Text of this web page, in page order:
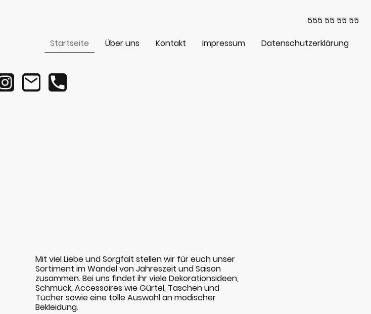
555 55 55 55
Startseite
Über uns Kontakt Impressum Datenschutzerklärung
Mit viel Liebe und Sorgfalt stellen wir für euch unser
Sortiment im Wandel von Jahreszeit und Saison
zusammen. Bei uns findet ihr viele Dekorationsideen,
Schmuck, Accessoires wie Gürtel, Taschen und
Tücher sowie eine tolle Auswahl an modischer
Bekleidung.